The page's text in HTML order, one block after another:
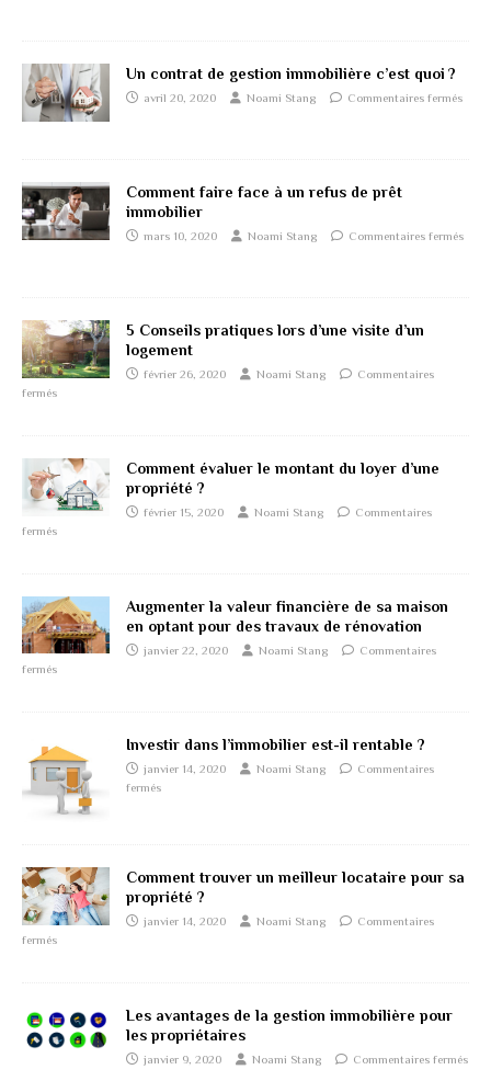
Un contrat de gestion immobilière c’est quoi ?
avril 20, 2020 Noami Stang Commentaires fermés
Comment faire face à un refus de prêt
immobilier
mars 10, 2020 Noami Stang Commentaires fermés
5 Conseils pratiques lors d’une visite d’un
logement
février 26, 2020 Noami Stang
Commentaires
fermés
Comment évaluer le montant du loyer d’une
propriété ?
février 15, 2020 Noami Stang
Commentaires
fermés
Augmenter la valeur financière de sa maison
en optant pour des travaux de rénovation
janvier 22, 2020 Noami Stang
Commentaires
fermés
Investir dans l’immobilier est-il rentable ?
janvier 14, 2020 Noami Stang
Commentaires
fermés
Comment trouver un meilleur locataire pour sa
propriété ?
janvier 14, 2020 Noami Stang
Commentaires
fermés
Les avantages de la gestion immobilière pour
les propriétaires
janvier 9, 2020 Noami Stang Commentaires fermés